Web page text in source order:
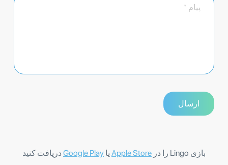
بازی Lingo را در Apple Store یا Google Play دریافت کنید